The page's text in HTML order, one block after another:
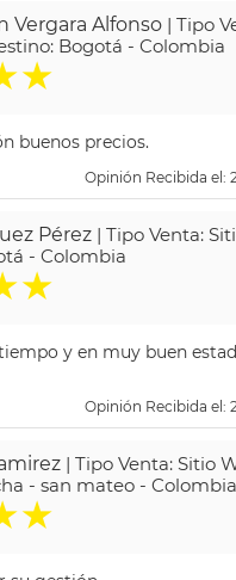
Vergara Alfonso | Tipo
Bogotá - Colombia
★
buenos precios.
Opinión Recibida el:
Pérez | Tipo Venta:
- Colombia
★
y en muy buen
Opinión Recibida el:
| Tipo Venta: Sitio
- san mateo - Colombia
★